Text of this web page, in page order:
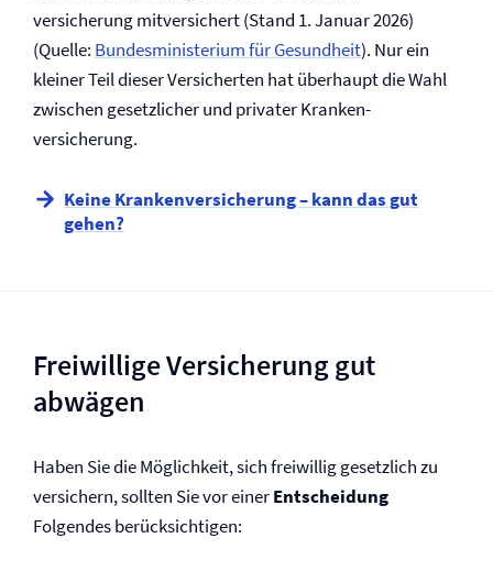
versicherung mitversichert (Stand 1. Januar 2026)
(Quelle: Bundesministerium für Gesundheit). Nur ein
kleiner Teil dieser Versicherten hat überhaupt die Wahl
zwischen gesetzlicher und privater Kranken­
versicherung.
Keine Kranken­versicherung – kann das gut
gehen?
Freiwillige Versicherung gut
abwägen
Haben Sie die Möglichkeit, sich freiwillig gesetzlich zu
versichern, sollten Sie vor einerEntscheidung
Folgendes berücksichtigen: